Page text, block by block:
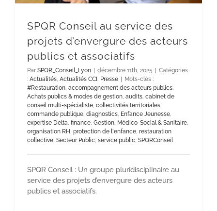
SPQR Conseil au service des
projets d’envergure des acteurs
publics et associatifs
Par SPQR_Conseil_Lyon décembre 11th, 2025
Catégories
: Actualités, Actualités CCI , Presse
Mots-clés :
#Restauration, accompagnement des acteurs publics,
Achats publics & modes de gestion, audits, cabinet de
conseil multi-spécialiste, collectivités territoriales,
commande publique, diagnostics, Enfance Jeunesse,
expertise Delta, finance, Gestion, Médico-Social & Sanitaire,
organisation RH, protection de l'enfance, restauration
collective, Secteur Public, service public, SPQRConseil
SPQR Conseil : Un groupe pluridisciplinaire au
service des projets d’envergure des acteurs
publics et associatifs.